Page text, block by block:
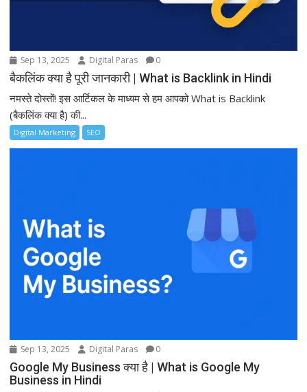
Sep 13, 2025 Digital Paras 0
बैकलिंक क्या है पूरी जानकारी | What is Backlink in Hindi
नमस्ते दोस्तों! इस आर्टिकल के माध्यम से हम आपको What is Backlink
(बैकलिंक क्या है) की...
Digital Marketing SEO
Sep 13, 2025 Digital Paras 0
Google My Business क्या है | What is Google My
Business in Hindi